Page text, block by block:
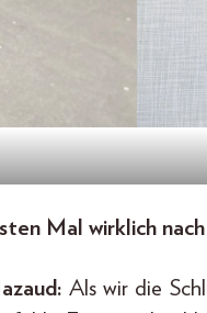
Mal wirklich
Als wir die